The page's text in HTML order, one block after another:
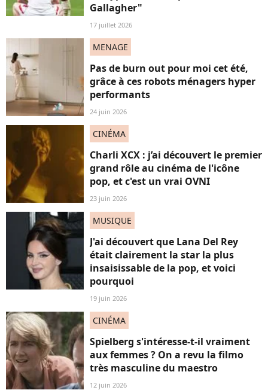
Gallagher"
17 juillet 2026
MENAGE
Pas de burn out pour moi cet été,
grâce à ces robots ménagers hyper
performants
24 juin 2026
CINÉMA
Charli XCX : j’ai découvert le premier
grand rôle au cinéma de l'icône
pop, et c'est un vrai OVNI
23 juin 2026
MUSIQUE
J'ai découvert que Lana Del Rey
était clairement la star la plus
insaisissable de la pop, et voici
pourquoi
19 juin 2026
CINÉMA
Spielberg s'intéresse-t-il vraiment
aux femmes ? On a revu la filmo
très masculine du maestro
12 juin 2026